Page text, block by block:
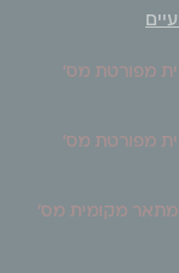
מפורטת מס'
מפורטת מס'
מקומית מס'